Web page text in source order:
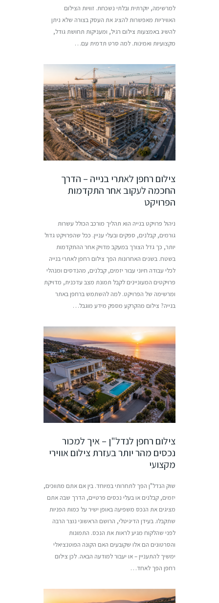
למרשימה, יוקרתית ובלתי נשכחת. זוויות הצילום
האוויריות מאפשרות להציג את העסק בצורה שלא ניתן
להשיג באמצעות צילום רגיל, ומעניקות תחושת גודל,
מקצועיות ואמינות. למה סרט תדמית עם…
צילום רחפן לאתרי בנייה – הדרך
החכמה לעקוב אחר התקדמות
הפרויקט
ניהול פרויקט בנייה הוא תהליך מורכב הכולל עשרות
גורמים, קבלנים, ספקים ובעלי עניין. ככל שהפרויקט גדול
יותר, כך גדל הצורך במעקב מדויק אחר ההתקדמות
בשטח. בשנים האחרונות הפך צילום רחפן לאתרי בנייה
לכלי עבודה חיוני עבור יזמים, קבלנים, מהנדסים ומנהלי
פרויקטים המעוניינים לקבל תמונת מצב עדכנית, מדויקת
ומרשימה של הפרויקט. למה להשתמש ברחפן באתר
בנייה? צילום מהקרקע מספק מידע מוגבל…
צילום רחפן לנדל"ן – איך למכור
נכסים מהר יותר בעזרת צילום אווירי
מקצועי
שוק הנדל"ן הפך לתחרותי במיוחד. בין אם אתם מתווכים,
יזמים, קבלנים או בעלי נכסים פרטיים, הדרך שבה אתם
מציגים את הנכס משפיעה באופן ישיר על כמות הפניות
שתקבלו. בעידן הדיגיטלי, הרושם הראשוני נוצר הרבה
לפני שהלקוח מגיע לראות את הנכס. התמונות
והסרטונים הם אלו שקובעים האם הקונה הפוטנציאלי
ימשיך להתעניין – או יעבור למודעה הבאה. לכן צילום
רחפן הפך לאחד…